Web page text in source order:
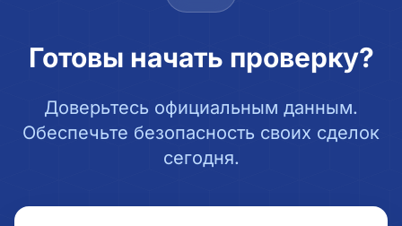
Готовы начать проверку?
Доверьтесь официальным данным.
Обеспечьте безопасность своих сделок
сегодня.